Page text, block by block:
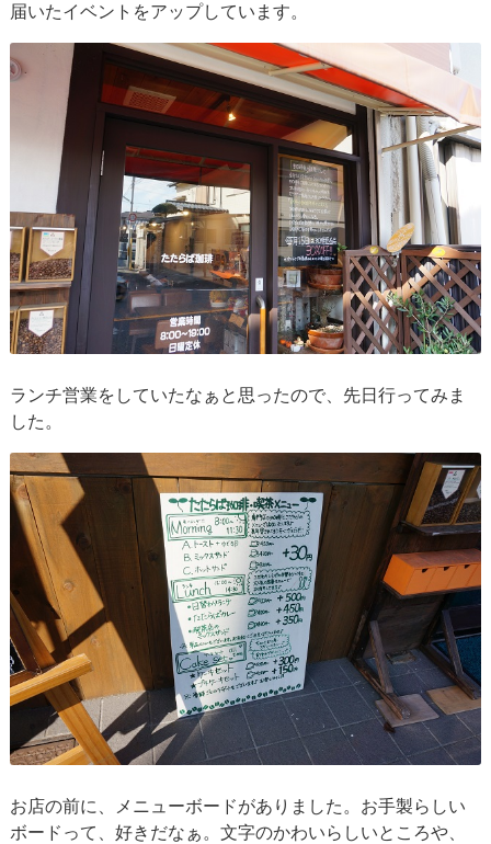
届いたイベントをアップしています。
ランチ営業をしていたなぁと思ったので、先日行ってみま
した。
お店の前に、メニューボードがありました。お手製らしい
ボードって、好きだなぁ。文字のかわいらしいところや、